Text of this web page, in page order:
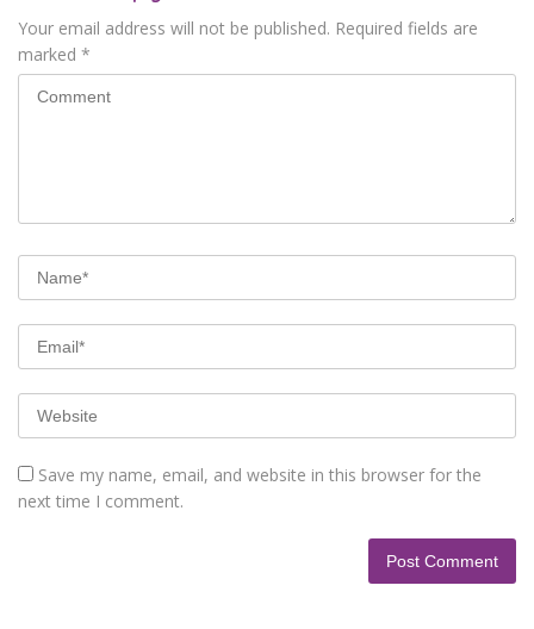
Your email address will not be published. Required fields are
marked *
Save my name, email, and website in this browser for the
next time I comment.